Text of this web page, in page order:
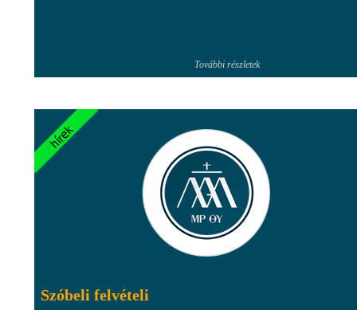
További részletek
Szóbeli felvételi